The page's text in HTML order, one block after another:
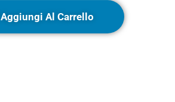
Aggiungi Al Carrello